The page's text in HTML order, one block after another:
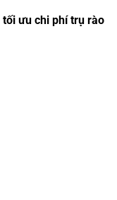
tối ưu chi phí trụ rào